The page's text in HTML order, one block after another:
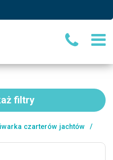
filtry
czarterów jachtów
/